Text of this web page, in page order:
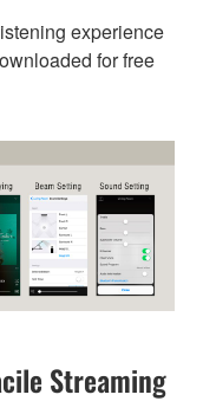
experience
for free
Streaming